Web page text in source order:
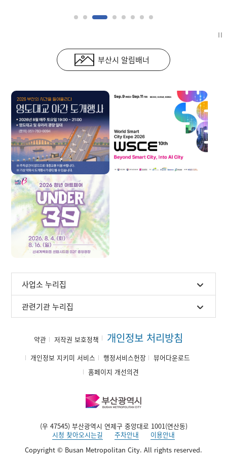
부산시 알림배너
사업소 누리집
관련기관 누리집
약관 저작권 보호정책 개인정보 처리방침
개인정보 지키미 서비스 행정서비스헌장
뷰어다운로드
홈페이지 개선의견
(우 47545) 부산광역시 연제구 중앙대로 1001(연산동)
시청 찾아오시는길
주차안내
이용안내
Copyright © Busan Metropolitan City. All rights reserved.